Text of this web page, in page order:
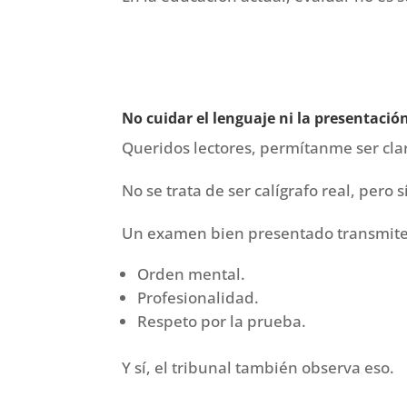
No cuidar el lenguaje ni la
Queridos lectores, permítanme ser
No se trata de ser calígrafo real, pero
Un examen bien presentado
Orden mental.
Profesionalidad.
Respeto por la prueba.
Y sí, el tribunal también observa eso.